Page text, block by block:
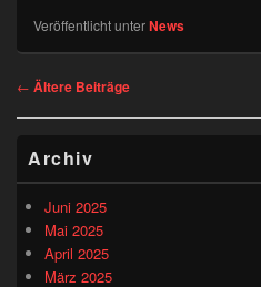
Veröffentlicht unterNews
Beitragsnavigation
← Ältere Beiträge
Seitenleisten-
Widgetbereich
Archiv
Juni 2025
Mai 2025
April 2025
März 2025